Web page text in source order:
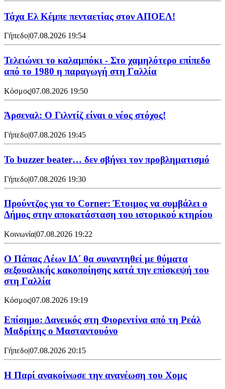
Τάχα Ελ Κέμπε πενταετίας στον ΑΠΟΕΛ!
Γήπεδο|07.08.2026 19:54
Τελειώνει το καλαμπόκι - Στο χαμηλότερο επίπεδο
από το 1980 η παραγωγή στη Γαλλία
Κόσμος|07.08.2026 19:50
Άρσεναλ: Ο Γιλντίζ είναι ο νέος στόχος!
Γήπεδο|07.08.2026 19:45
Το buzzer beater… δεν σβήνει τoν προβληματισμό
Γήπεδο|07.08.2026 19:30
Προύντζος για το Corner: Έτοιμος να συμβάλει ο
Δήμος στην αποκατάσταση του ιστορικού κτηρίου
Κοινωνία|07.08.2026 19:22
Ο Πάπας Λέων ΙΔ΄ θα συναντηθεί με θύματα
σεξουαλικής κακοποίησης κατά την επίσκεψή του
στη Γαλλία
Κόσμος|07.08.2026 19:19
Επίσημο: Δανεικός στη Φιορεντίνα από τη Ρεάλ
Μαδρίτης ο Μασταντουόνο
Γήπεδο|07.08.2026 20:15
Η Παρί ανακοίνωσε την ανανέωση του Χομς